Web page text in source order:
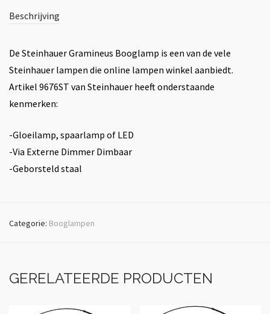
Beschrijving
De Steinhauer Gramineus Booglamp is een van de vele
Steinhauer lampen die online lampen winkel aanbiedt.
Artikel 9676ST van Steinhauer heeft onderstaande
kenmerken:
-Gloeilamp, spaarlamp of LED
-Via Externe Dimmer Dimbaar
-Geborsteld staal
Categorie: Booglampen
GERELATEERDE PRODUCTEN